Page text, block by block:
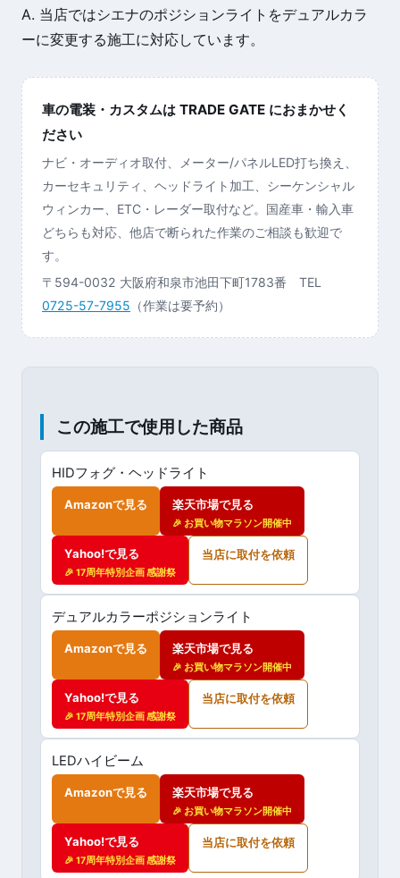
A. 当店ではシエナのポジションライトをデュアルカラ
ーに変更する施工に対応しています。
車の電装・カスタムは TRADE GATE におまかせく
ださい
ナビ・オーディオ取付、メーター/パネルLED打ち換え、
カーセキュリティ、ヘッドライト加工、シーケンシャル
ウィンカー、ETC・レーダー取付など。国産車・輸入車
どちらも対応、他店で断られた作業のご相談も歓迎で
す。
〒594-0032 大阪府和泉市池田下町1783番 TEL
0725-57-7955 （作業は要予約）
この施工で使用した商品
HIDフォグ・ヘッドライト
Amazonで見る 楽天市場で見る
🎉 お買い物マラソン開催中
Yahoo!で見る
🎉 17周年特別企画 感謝祭
当店に取付を依頼
デュアルカラーポジションライト
Amazonで見る 楽天市場で見る
🎉 お買い物マラソン開催中
Yahoo!で見る
🎉 17周年特別企画 感謝祭
当店に取付を依頼
LEDハイビーム
Amazonで見る 楽天市場で見る
🎉 お買い物マラソン開催中
Yahoo!で見る
🎉 17周年特別企画 感謝祭
当店に取付を依頼